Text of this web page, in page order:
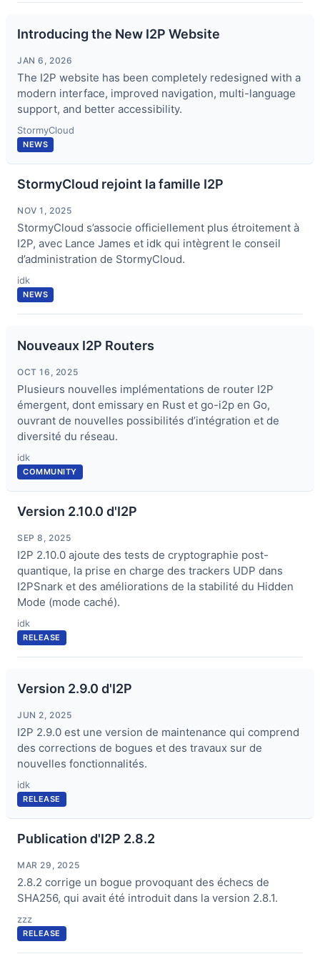
Introducing the New I2P Website
JAN 6, 2026
The I2P website has been completely redesigned with a
modern interface, improved navigation, multi-language
support, and better accessibility.
StormyCloud
NEWS
StormyCloud rejoint la famille I2P
NOV 1, 2025
StormyCloud s’associe officiellement plus étroitement à
I2P, avec Lance James et idk qui intègrent le conseil
d’administration de StormyCloud.
idk
NEWS
Nouveaux I2P Routers
OCT 16, 2025
Plusieurs nouvelles implémentations de router I2P
émergent, dont emissary en Rust et go-i2p en Go,
ouvrant de nouvelles possibilités d’intégration et de
diversité du réseau.
idk
COMMUNITY
Version 2.10.0 d'I2P
SEP 8, 2025
I2P 2.10.0 ajoute des tests de cryptographie post-
quantique, la prise en charge des trackers UDP dans
I2PSnark et des améliorations de la stabilité du Hidden
Mode (mode caché).
idk
RELEASE
Version 2.9.0 d'I2P
JUN 2, 2025
I2P 2.9.0 est une version de maintenance qui comprend
des corrections de bogues et des travaux sur de
nouvelles fonctionnalités.
idk
RELEASE
Publication d'I2P 2.8.2
MAR 29, 2025
2.8.2 corrige un bogue provoquant des échecs de
SHA256, qui avait été introduit dans la version 2.8.1.
zzz
RELEASE